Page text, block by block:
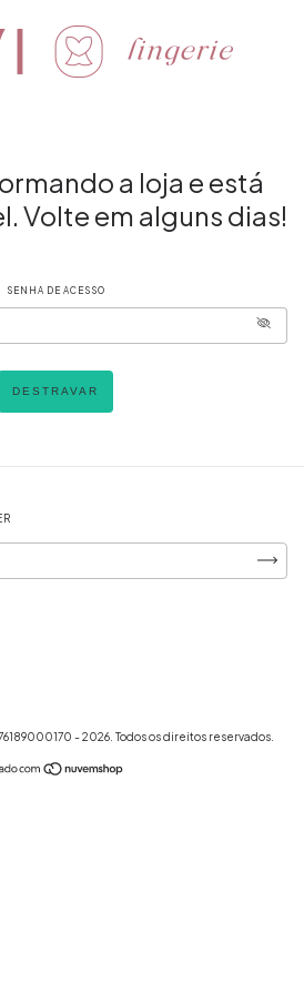
a loja e está
Volte em alguns dias!
SENHA DE ACESSO
DESTRAVAR
- 2026. Todos os direitos reservados.